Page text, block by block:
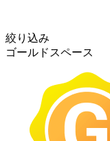
絞り込み
ゴールドスペース